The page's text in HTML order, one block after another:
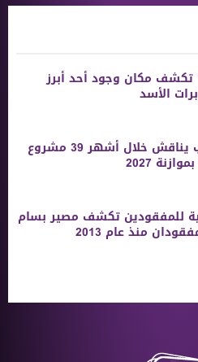
مكان وجود أحد أبرز
الأسد
مجلس الشعب يناقش خلال أشهر 39 مشروع
2027
للمفقودين تكشف مصير بسام
منذ عام 2013